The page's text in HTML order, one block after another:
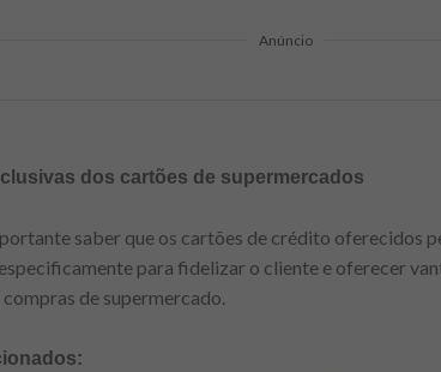
Anúncio
dos cartões de supermercados
saber que os cartões de crédito oferecidos
para fidelizar o cliente e oferecer
de supermercado.